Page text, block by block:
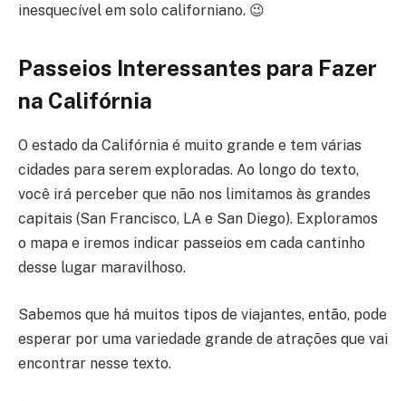
inesquecível em solo californiano. 😉
Passeios Interessantes para Fazer
na Califórnia
O estado da Califórnia é muito grande e tem várias
cidades para serem exploradas. Ao longo do texto,
você irá perceber que não nos limitamos às grandes
capitais (San Francisco, LA e San Diego). Exploramos
o mapa e iremos indicar passeios em cada cantinho
desse lugar maravilhoso.
Sabemos que há muitos tipos de viajantes, então, pode
esperar por uma variedade grande de atrações que vai
encontrar nesse texto.